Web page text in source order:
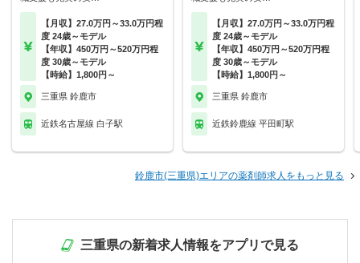
【月収】27.0万円～33.0万円程
度 24歳～モデル
【年収】450万円～520万円程
度 30歳～モデル
【時給】1,800円～
三重県 鈴鹿市
近鉄名古屋線 白子駅
【月収】27.0万円～33.0万円程
度 24歳～モデル
【年収】450万円～520万円程
度 30歳～モデル
【時給】1,800円～
三重県 鈴鹿市
近鉄鈴鹿線 平田町駅
鈴鹿市(三重県)エリアの薬剤師求人をもっと見る
三重県の新着求人情報をアプリで見る